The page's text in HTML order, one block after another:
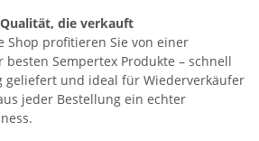
Qualität, die verkauft
Shop profitieren Sie von einer
besten Sempertex Produkte – schnell
geliefert und ideal für Wiederverkäufer
jeder Bestellung ein echter